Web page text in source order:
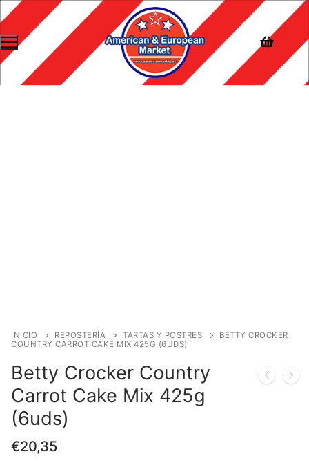
INICIO REPOSTERÍA TARTAS Y POSTRES
BETTY CROCKER
COUNTRY CARROT CAKE MIX 425G (6UDS)
Betty Crocker Country
Carrot Cake Mix 425g
(6uds)
€20,35